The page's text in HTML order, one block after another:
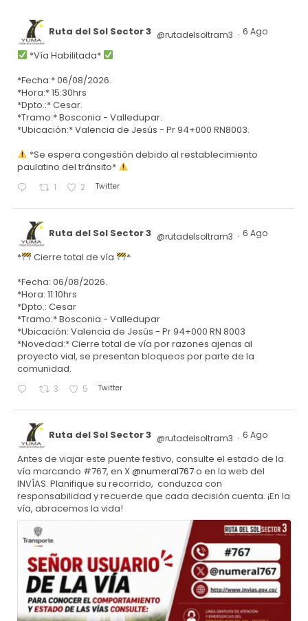
Ruta del Sol Sector 3 @rutadelsoltram3 · 6 Ago
*Vía Habilitada*
*Fecha:* 06/08/2026.
*Hora:* 15:30hrs
*Dpto.:* Cesar.
*Tramo:* Bosconia - Valledupar.
*Ubicación:* Valencia de Jesús - Pr 94+000 RN8003.
*Se espera congestión debido al restablecimiento
paulatino del tránsito*
1 2 Twitter
Ruta del Sol Sector 3 @rutadelsoltram3 · 6 Ago
* Cierre total de vía
*
*Fecha: 06/08/2026.
*Hora: 11:10hrs
*Dpto.: Cesar
*Tramo:* Bosconia - Valledupar
*Ubicación: Valencia de Jesús - Pr 94+000 RN 8003
*Novedad:* Cierre total de vía por razones ajenas al
proyecto vial, se presentan bloqueos por parte de la
comunidad.
3 5 Twitter
Ruta del Sol Sector 3 @rutadelsoltram3 · 6 Ago
Antes de viajar este puente festivo, consulte el estado de la
vía marcando #767, en X@numeral767o en la web del
INVÍAS. Planifique su recorrido, conduzca con
responsabilidad y recuerde que cada decisión cuenta. ¡En la
vía, abracemos la vida!